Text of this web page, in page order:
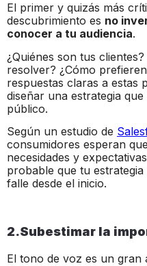
El primer y quizás más
descubrimiento es no
conocer a tu audiencia.
¿Quiénes son tus
resolver? ¿Cómo
respuestas claras a estas
diseñar una estrategia
público.
Según un estudio de
consumidores esperan
necesidades y
probable que tu
falle desde el inicio.
2.Subestimar la
El tono de voz es un